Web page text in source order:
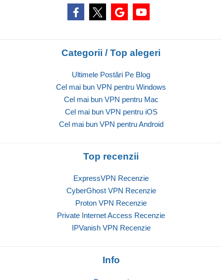
Categorii / Top alegeri
Ultimele Postări Pe Blog
Cel mai bun VPN pentru Windows
Cel mai bun VPN pentru Mac
Cel mai bun VPN pentru iOS
Cel mai bun VPN pentru Android
Top recenzii
ExpressVPN Recenzie
CyberGhost VPN Recenzie
Proton VPN Recenzie
Private Internet Access Recenzie
IPVanish VPN Recenzie
Info